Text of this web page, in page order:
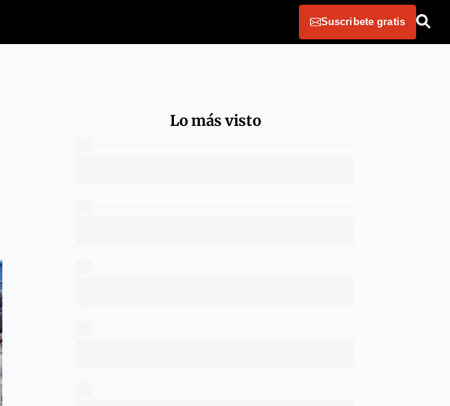
Suscribete gratis
Lo más visto